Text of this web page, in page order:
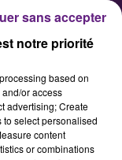
à
notre priorité
based on
or access
advertising; Create
select personalised
content
or combinations
sans accepter